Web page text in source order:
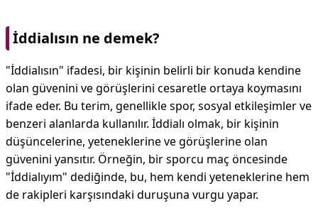
İddialısın ne demek?
"İddialısın" ifadesi, bir kişinin belirli bir konuda kendine
olan güvenini ve görüşlerini cesaretle ortaya koymasını
ifade eder. Bu terim, genellikle spor, sosyal etkileşimler ve
benzeri alanlarda kullanılır. İddialı olmak, bir kişinin
düşüncelerine, yeteneklerine ve görüşlerine olan
güvenini yansıtır. Örneğin, bir sporcu maç öncesinde
"İddialıyım" dediğinde, bu, hem kendi yeteneklerine hem
de rakipleri karşısındaki duruşuna vurgu yapar.